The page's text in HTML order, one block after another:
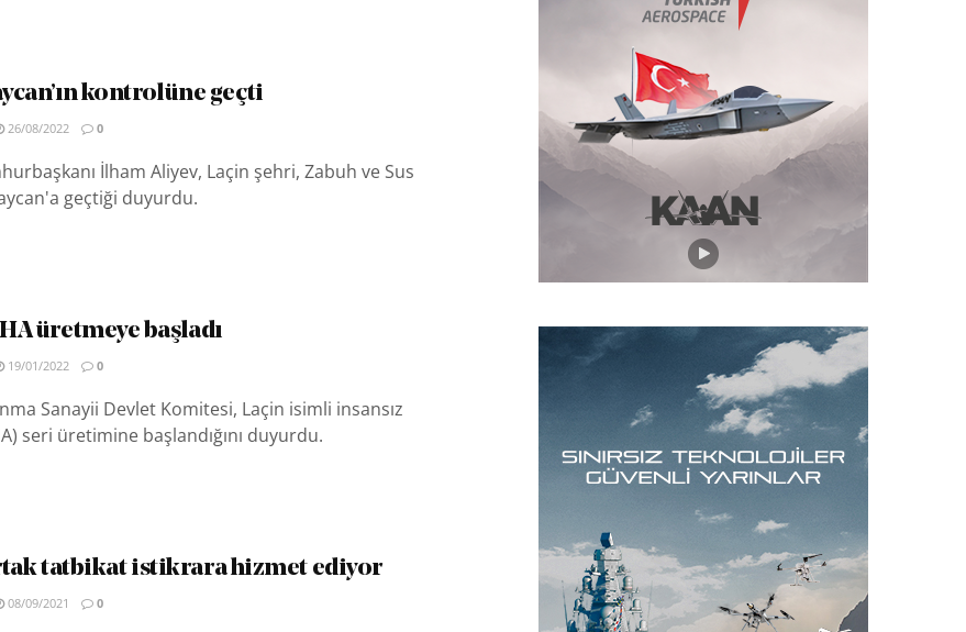
kontrolüne geçti
26/08/2022 0
İlham Aliyev, Laçin şehri, Zabuh ve Sus
geçtiği duyurdu.
üretmeye başladı
19/01/2022 0
Sanayii Devlet Komitesi, Laçin isimli insansız
seri üretimine başlandığını duyurdu.
tatbikat istikrara hizmet ediyor
08/09/2021 0